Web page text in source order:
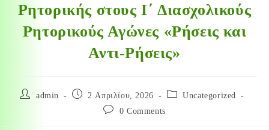
Ρητορικής στους Ι΄ Διασχολικούς
Ρητορικούς Αγώνες «Ρήσεις και
Αντι-Ρήσεις»
admin 2 Απριλίου, 2026
Uncategorized
0 Comments